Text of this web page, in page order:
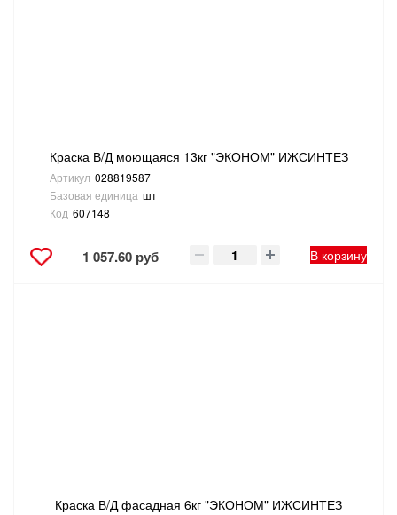
Краска В/Д моющаяся 13кг "ЭКОНОМ" ИЖСИНТЕЗ
Артикул 028819587
Базовая единица шт
Код 607148
1 057.60 руб В корзину
Краска В/Д фасадная 6кг "ЭКОНОМ" ИЖСИНТЕЗ